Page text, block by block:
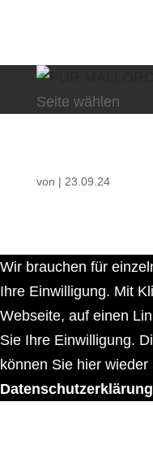
Seite wählen
von | 23.09.24
Wir brauchen für
Ihre Einwilligung. Mit
Webseite, auf einen
Sie Ihre Einwilligung.
können Sie hier wieder
Datenschutzerklärung